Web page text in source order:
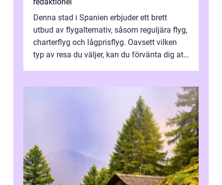
Denna stad i Spanien erbjuder ett brett
utbud av flygalternativ, såsom reguljära flyg,
charterflyg och lågprisflyg. Oavsett vilken
typ av resa du väljer, kan du förvänta dig att